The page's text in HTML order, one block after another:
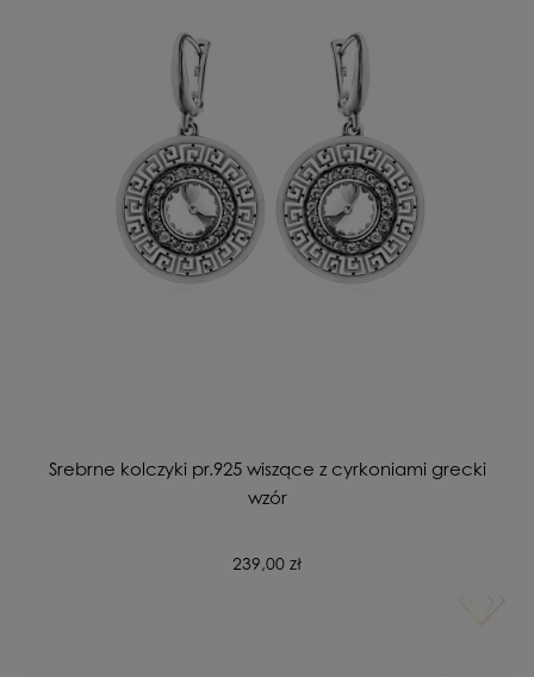
Srebrne kolczyki pr.925 wiszące z cyrkoniami grecki
wzór
239,00 zł